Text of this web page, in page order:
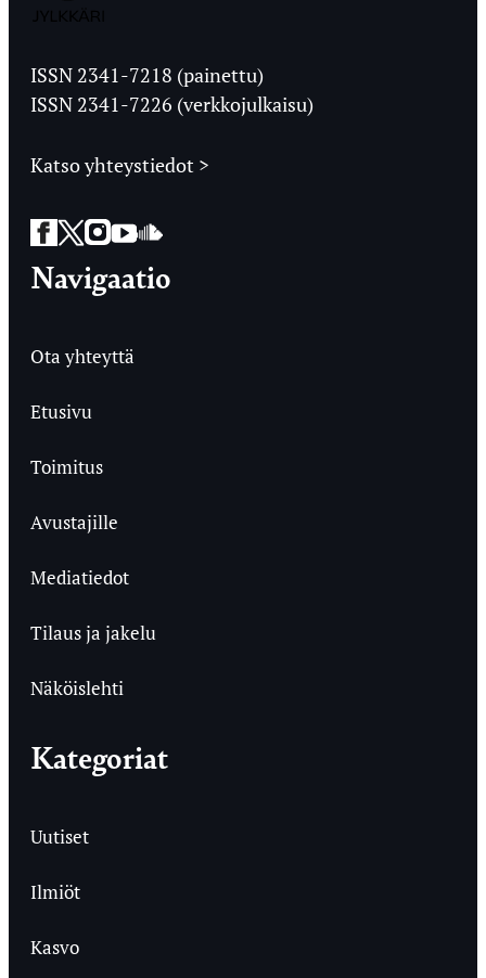
Ylioppilaslehti
ISSN 2341-7218 (painettu)
ISSN 2341-7226 (verkkojulkaisu)
Katso yhteystiedot >
Facebook
Twitter
Instagram
YouTube
SoundCloud
Navigaatio
Ota yhteyttä
Etusivu
Toimitus
Avustajille
Mediatiedot
Tilaus ja jakelu
Näköislehti
Kategoriat
Uutiset
Ilmiöt
Kasvo